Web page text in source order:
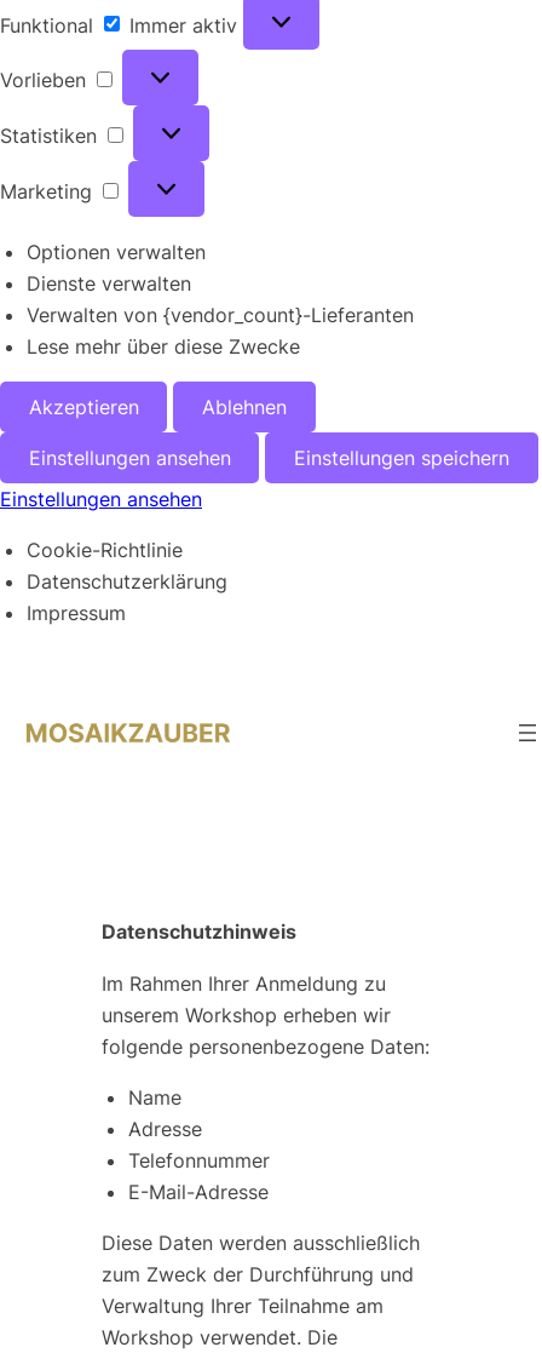
Funktional
Immer aktiv
Vorlieben
Statistiken
Marketing
Optionen verwalten
Dienste verwalten
Verwalten von {vendor_count}-Lieferanten
Lese mehr über diese Zwecke
Akzeptieren Ablehnen
Einstellungen ansehen
Einstellungen speichern
Einstellungen ansehen
Cookie-Richtlinie
Datenschutzerklärung
Impressum
Inhalt
Datenschutzhinweis
Im Rahmen Ihrer Anmeldung zu
unserem Workshop erheben wir
folgende personenbezogene Daten:
Name
Adresse
Telefonnummer
E-Mail-Adresse
Diese Daten werden ausschließlich
zum Zweck der Durchführung und
Verwaltung Ihrer Teilnahme am
Workshop verwendet. Die